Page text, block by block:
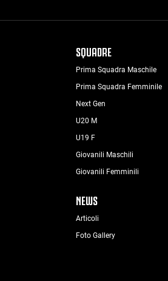
SQUADRE
Prima Squadra Maschile
Prima Squadra Femminile
Next Gen
U20 M
U19 F
Giovanili Maschili
Giovanili Femminili
NEWS
Articoli
Foto Gallery